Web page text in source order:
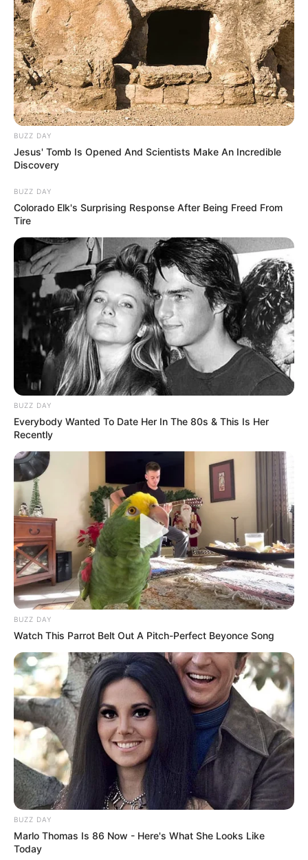
BUZZ DAY
Jesus' Tomb Is Opened And Scientists Make An Incredible
Discovery
BUZZ DAY
Colorado Elk's Surprising Response After Being Freed From
Tire
BUZZ DAY
Everybody Wanted To Date Her In The 80s & This Is Her
Recently
BUZZ DAY
Watch This Parrot Belt Out A Pitch-Perfect Beyonce Song
BUZZ DAY
Marlo Thomas Is 86 Now - Here's What She Looks Like
Today